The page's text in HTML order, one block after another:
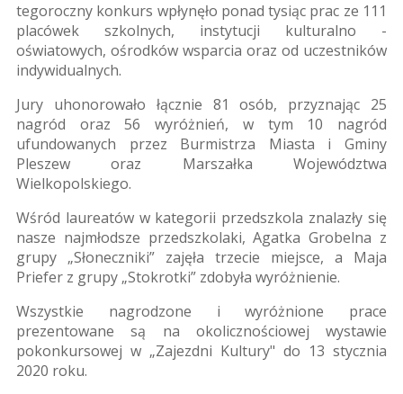
tegoroczny konkurs wpłynęło ponad tysiąc prac ze 111
placówek szkolnych, instytucji kulturalno -
oświatowych, ośrodków wsparcia oraz od uczestników
indywidualnych.
Jury uhonorowało łącznie 81 osób, przyznając 25
nagród oraz 56 wyróżnień, w tym 10 nagród
ufundowanych przez Burmistrza Miasta i Gminy
Pleszew oraz Marszałka Województwa
Wielkopolskiego.
Wśród laureatów w kategorii przedszkola znalazły się
nasze najmłodsze przedszkolaki, Agatka Grobelna z
grupy „Słoneczniki” zajęła trzecie miejsce, a Maja
Priefer z grupy „Stokrotki” zdobyła wyróżnienie.
Wszystkie nagrodzone i wyróżnione prace
prezentowane są na okolicznościowej wystawie
pokonkursowej w „Zajezdni Kultury" do 13 stycznia
2020 roku.